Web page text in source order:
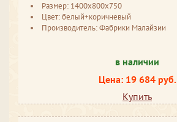
Размер: 1400x800x750
Цвет: белый+коричневый
Производитель: Фабрики Малайзии
в наличии
Цена: 19 684 руб.
Купить